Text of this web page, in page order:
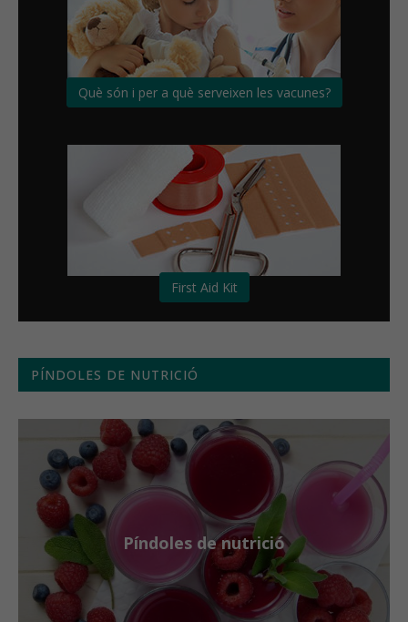
Què són i per a què serveixen les vacunes?
First Aid Kit
PÍNDOLES DE NUTRICIÓ
Píndoles de nutrició